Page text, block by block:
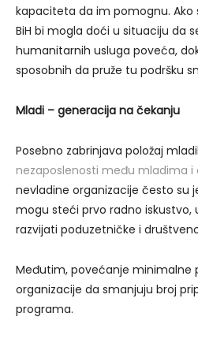
kapaciteta da im pomognu. Ako
BiH bi mogla doći u situaciju da
humanitarnih usluga poveća,
sposobnih da pruže tu podršku
Mladi – generacija na čekanju
Posebno zabrinjava položaj
nezaposlenosti među mladima i
nevladine organizacije često su
mogu steći prvo radno iskustvo,
razvijati poduzetničke i
Međutim, povećanje minimalne
organizacije da smanjuju broj
programa.